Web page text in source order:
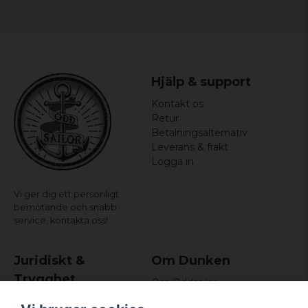
Vi ger dig ett personligt
bemötande och snabb
service, kontakta oss!
Hjälp & support
Kontakt os
Retur
Betalningsalternativ
Leverans & frakt
Logga in
Juridiskt &
Trygghet
Købs- og leveringsvilkår
Om Dunken
Om Oddsailor